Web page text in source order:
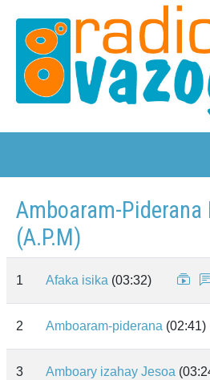
Amboaram-
(A.P.M)
1 Afaka isika (03:32)
2 Amboaram-piderana (02:41)
3 Amboary izahay Jesoa